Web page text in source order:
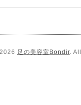
足の美容室Bondir.